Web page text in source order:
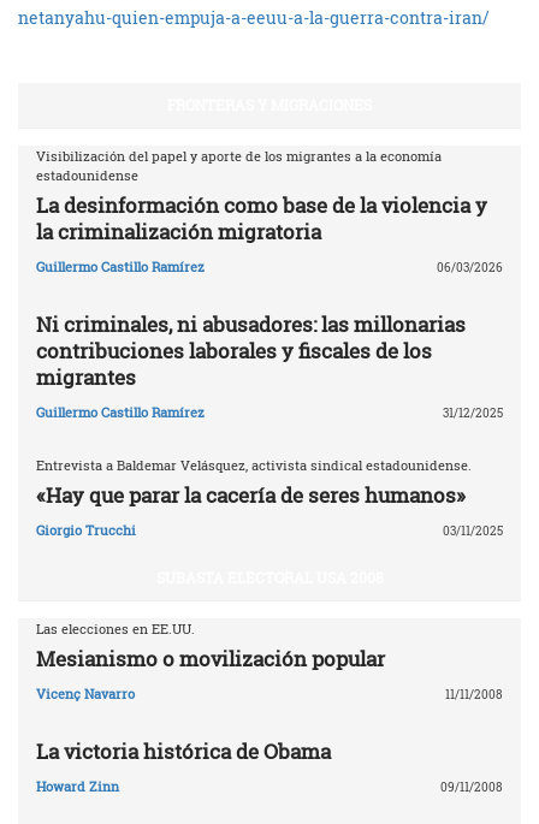
netanyahu-quien-empuja-a-eeuu-a-la-guerra-contra-iran/
Visibilización del papel y aporte de los migrantes a la economía
estadounidense
La desinformación como base de la violencia y
la criminalización migratoria
Guillermo Castillo Ramírez 06/03/2026
Ni criminales, ni abusadores: las millonarias
contribuciones laborales y fiscales de los
migrantes
Guillermo Castillo Ramírez 31/12/2025
Entrevista a Baldemar Velásquez, activista sindical estadounidense.
«Hay que parar la cacería de seres humanos»
Giorgio Trucchi 03/11/2025
Las elecciones en EE.UU.
Mesianismo o movilización popular
Vicenç Navarro 11/11/2008
La victoria histórica de Obama
Howard Zinn 09/11/2008